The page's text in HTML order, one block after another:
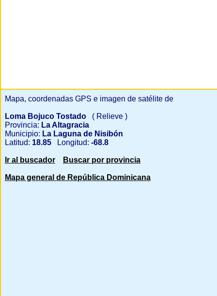
Mapa, coordenadas GPS e imagen de satélite de
Loma Bojuco Tostado
( Relieve )
Provincia: La Altagracia
Municipio: La Laguna de Nisibón
Latitud: 18.85 Longitud: -68.8
Ir al buscador Buscar por provincia
Mapa general de República Dominicana